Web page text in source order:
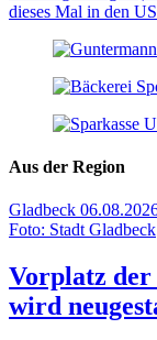
dieses Mal in den
Aus der Region
Gladbeck
Foto: Stadt Gladbeck
Vorplatz der
wird